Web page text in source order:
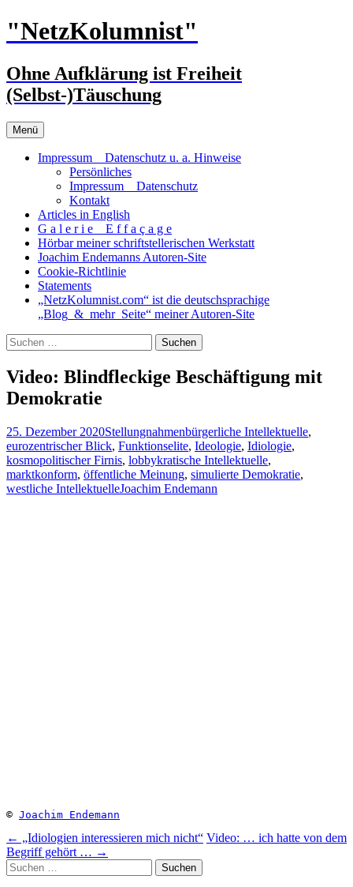
Zum
Inhalt
"NetzKolumnist"
Ohne Aufklärung ist Freiheit
(Selbst-)Täuschung
Menü
Impressum _ Datenschutz u. a. Hinweise
Persönliches
Impressum _ Datenschutz
Kontakt
Articles in English
G a l e r i e _ E f f a ç a g e
Hörbar meiner schriftstellerischen Werkstatt
Joachim Endemanns Autoren-Site
Cookie-Richtlinie
Statements
„NetzKolumnist.com“ ist die deutschsprachige
„Blog_&_mehr_Seite“ meiner Autoren-Site
Suchen
nach:
Video: Blindfleckige Beschäftigung mit
Demokratie
25. Dezember 2020Stellungnahmenbürgerliche Intellektuelle,
eurozentrischer Blick, Funktionselite, Ideologie, Idiologie,
kosmopolitischer Firnis, lobbykratische Intellektuelle,
marktkonform, öffentliche Meinung, simulierte Demokratie,
westliche IntellektuelleJoachim Endemann
© Joachim Endemann
Beitragsnavigation
← „Idiologien interessieren mich nicht“ Video: … ich hatte von dem
Begriff gehört … →
Suchen
nach: